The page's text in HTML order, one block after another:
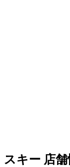
スキー 店